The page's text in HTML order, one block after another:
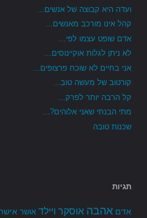
ועדה היא קבוצה של אנשים...
קהל אינו מורכב מאנשים...
אדם שופט עצמו לפי...
לא ניתן לגלות אוקיינוסים...
אני בחיים לא שוכח פרצופים...
קורטוב של מעשה טוב...
קל הרבה יותר לפרק...
מתי הבנתי שאני אלוהים?...
שכנות טובה
תגיות
אדם אהבה אוסקר ויילד אושר